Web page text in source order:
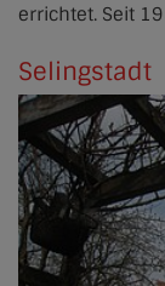
errichtet. Seit
Selingstadt